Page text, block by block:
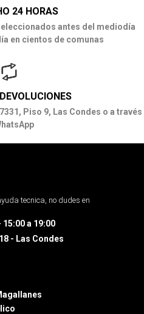
24 HORAS
antes del mediodía
en cientos de comunas
Piso 9, Las Condes o a través
tecnica, no dudes en
15:00 a 19:00
- Las Condes